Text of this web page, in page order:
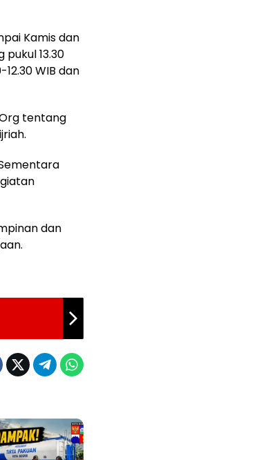
Kamis dan
pukul 13.30
WIB dan
tentang
dan